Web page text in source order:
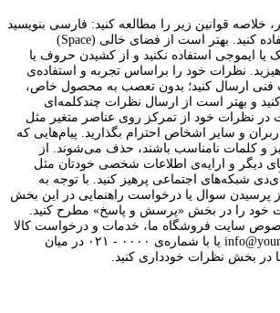
خلاصه قوانین زیر را مطالعه کنید: فارسی بنویسید
و از کیبورد فارسی استفاده کنید. بهتر است از فضای خالی (Space)
ایموجی استفاده نکنید و از کشیدن حروف یا
نظرات خود را براساس تجربه و استفاده‌ی
فنی ارسال کنید؛ بدون تعصب به محصول خاص،
کنید و بهتر است از ارسال نظرات چندکلمه‌‌ای
در نظرات خود از تمرکز روی عناصر متغیر مثل
و سایر اشخاص احترام بگذارید. پیام‌هایی که
و کلمات نامناسب باشند، حذف می‌شوند. از
دیگر و ارایه‌ی اطلاعات شخصی خودتان مثل
شبکه‌های اجتماعی پرهیز کنید. با توجه به
پرسیدن سوال یا درخواست راهنمایی در این بخش
خود را در بخش «پرسش و پاسخ» مطرح کنید.
سایت فروشگاه ما، خدمات و درخواست کالا
را با ایمیل info@yourdomain.com یا با شماره‌ی ۰۰۰۰ - ۰۲۱ در میان
در بخش نظرات خودداری کنید.